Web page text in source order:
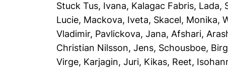
Stuck Tus, Ivana, Kalagac Fabris, Lada,
Lucie, Mackova, Iveta, Skacel, Monika,
Vladimir, Pavlickova, Jana, Afshari,
Christian Nilsson, Jens, Schousboe,
Virge, Karjagin, Juri, Kikas, Reet,